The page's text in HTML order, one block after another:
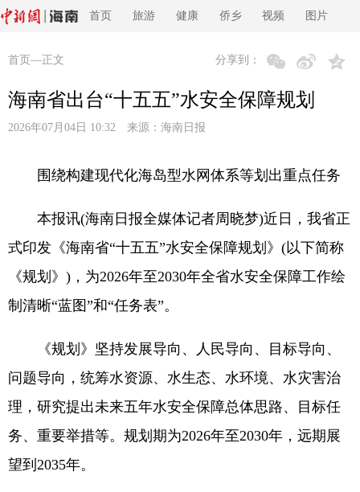
首页 旅游 健康 侨乡 视频 图片
首页 —正文 分享到：
海南省出台“十五五”水安全保障规划
2026年07月04日 10:32 来源： 海南日报
围绕构建现代化海岛型水网体系等划出重点任务
本报讯(海南日报全媒体记者周晓梦)近日，我省正
式印发《海南省“十五五”水安全保障规划》(以下简称
《规划》)，为2026年至2030年全省水安全保障工作绘
制清晰“蓝图”和“任务表”。
《规划》坚持发展导向、人民导向、目标导向、
问题导向，统筹水资源、水生态、水环境、水灾害治
理，研究提出未来五年水安全保障总体思路、目标任
务、重要举措等。规划期为2026年至2030年，远期展
望到2035年。